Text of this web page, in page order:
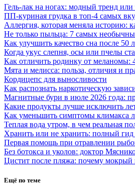
Гель-лак на ногах: модный тренд
ПП-куриная грудка в топ-4 самых
Аллергия, которая меняла историю:
Не только пыльца: 7 самых
Как улучшить качество сна после
Когда укус слепня, осы или пчелы
Как отличить родинку от меланомы:
Мята и мелисса: польза, отличия и
Кордицепс для выносливости
Как распознать наркотическую
Магнитные бури в июле 2026 года:
Какие продукты лучше исключить
Как уменьшить симптомы климакса
Теплая вода утром, в чем реальная
Хранить или не хранить: полный гид
Первая помощь при отравлении
Без ботокса и уколов: доктор
Цистит после пляжа: почему мокрый
Ещё по теме